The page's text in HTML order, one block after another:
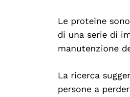
Le proteine
di una serie di
manutenzione
La ricerca
persone a